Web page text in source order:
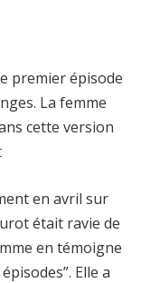
premier épisode
La femme
cette version
en avril sur
était ravie de
en témoigne
Elle a